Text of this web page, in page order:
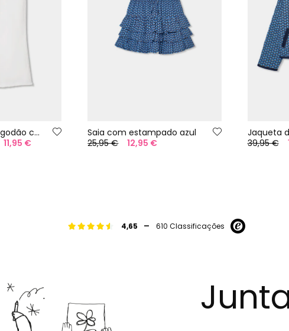
Calças menina algodão cor branca
11,95 €
Saia com estampado azul
25,95 €
12,95 € 39,95 €
4,65 - 610 Classificações